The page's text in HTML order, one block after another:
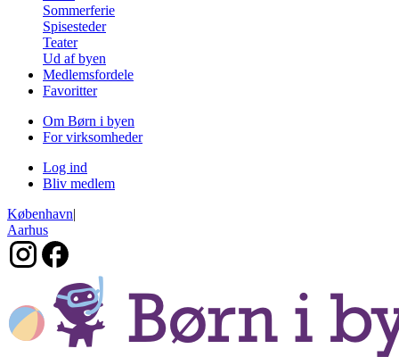
Sommerferie
Spisesteder
Teater
Ud af byen
Medlemsfordele
Favoritter
Om Børn i byen
For virksomheder
Log ind
Bliv medlem
København|
Aarhus